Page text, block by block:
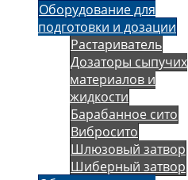
Оборудование для
подготовки и дозации
Растариватель
Дозаторы сыпучих
материалов и
жидкости
Барабанное сито
Вибросито
Шлюзовый затвор
Шиберный затвор